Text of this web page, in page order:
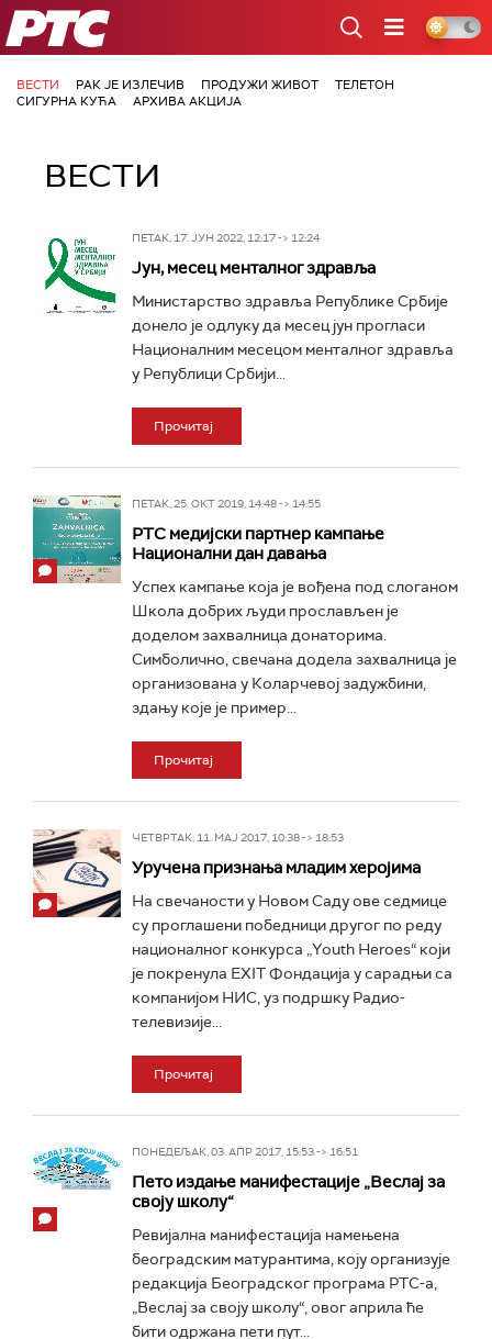
РТС
ВЕСТИ РАК ЈЕ ИЗЛЕЧИВ ПРОДУЖИ ЖИВОТ
ТЕЛЕТОН
СИГУРНА КУЋА
АРХИВА АКЦИЈА
ВЕСТИ
ПЕТАК, 17. ЈУН 2022, 12:17 -> 12:24
Јун, месец менталног здравља
Министарство здравља Републике Србије
донело је одлуку да месец јун прогласи
Националним месецом менталног здравља
у Републици Србији...
Прочитај
ПЕТАК, 25. ОКТ 2019, 14:48 -> 14:55
РТС медијски партнер кампање
Национални дан давања
Успех кампање која је вођена под слоганом
Школа добрих људи прослављен је
доделом захвалница донаторима.
Симболично, свечана додела захвалница је
организована у Коларчевој задужбини,
здању које је пример...
Прочитај
ЧЕТВРТАК, 11. МАЈ 2017, 10:38 -> 18:53
Уручена признања младим херојима
На свечаности у Новом Саду ове седмице
су проглашени победници другог по реду
националног конкурса „Youth Heroes“ који
је покренула EXIT Фондација у сарадњи са
компанијом НИС, уз подршку Радио-
телевизије...
Прочитај
ПОНЕДЕЉАК, 03. АПР 2017, 15:53 -> 16:51
Пето издање манифестације „Веслај за
своју школу“
Ревијална манифестација намењена
београдским матурантима, коју организује
редакција Београдског програма РТС-а,
„Веслај за своју школу“, овог априла ће
бити одржана пети пут...